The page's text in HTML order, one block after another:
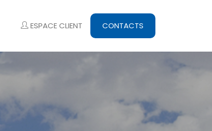
ESPACE CLIENT CONTACTS